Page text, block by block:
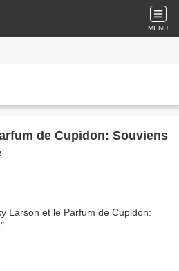
MENU
de Cupidon: Souviens